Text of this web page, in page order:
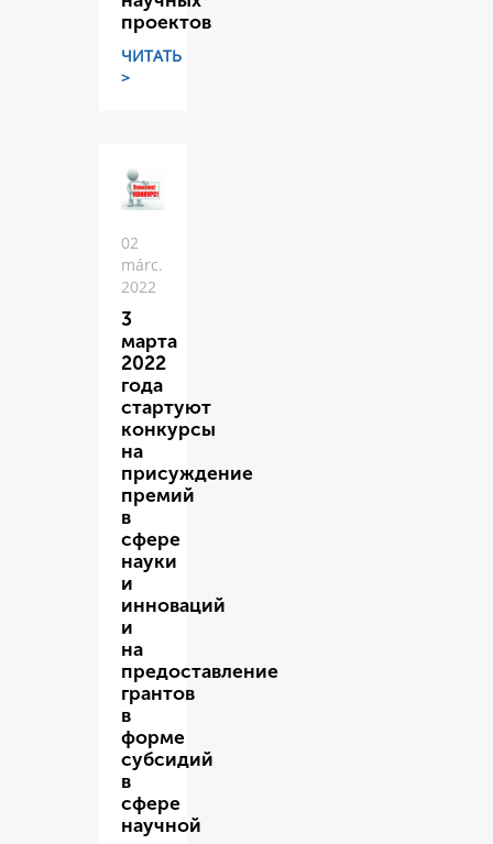
проектов
ЧИТАТЬ
>
02
márc.
2022
3
марта
2022
года
стартуют
конкурсы
на
присуждение
премий
в
сфере
науки
и
инноваций
и
на
предоставление
грантов
в
форме
субсидий
в
сфере
научной